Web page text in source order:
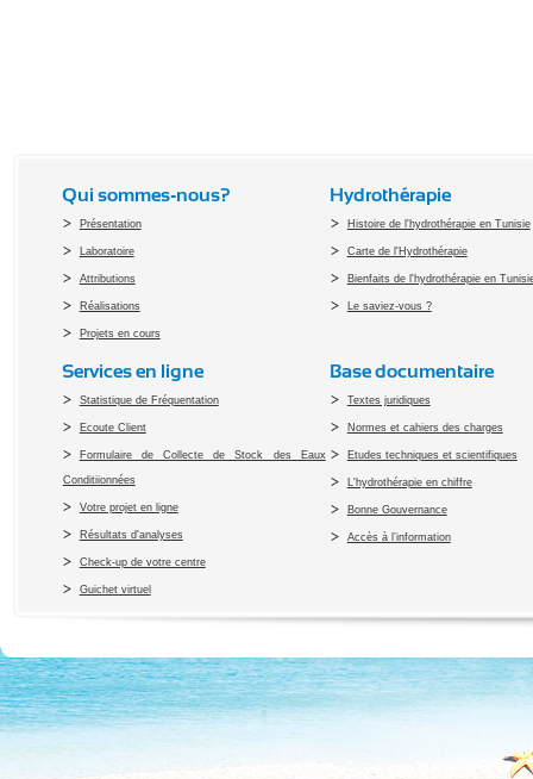
Qui sommes-nous?
Présentation
Laboratoire
Attributions
Réalisations
Projets en cours
Hydrothérapie
Histoire de l'hydrothérapie en Tunisie
Carte de l'Hydrothérapie
Bienfaits de l'hydrothérapie en
Le saviez-vous ?
Services en ligne
Statistique de Fréquentation
Ecoute Client
Formulaire de Collecte de Stock des Eaux
Conditiionnées
Votre projet en ligne
Résultats d'analyses
Check-up de votre centre
Guichet virtuel
Base documentaire
Textes juridiques
Normes et cahiers des charges
Etudes techniques et scientifiques
L'hydrothérapie en chiffre
Bonne Gouvernance
Accès à l’information